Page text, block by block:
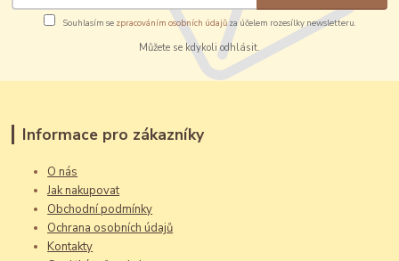
Souhlasím se zpracováním osobních údajůza účelem rozesílky newsletteru.
Můžete se kdykoli odhlásit.
Informace pro zákazníky
O nás
Jak nakupovat
Obchodní podmínky
Ochrana osobních údajů
Kontakty